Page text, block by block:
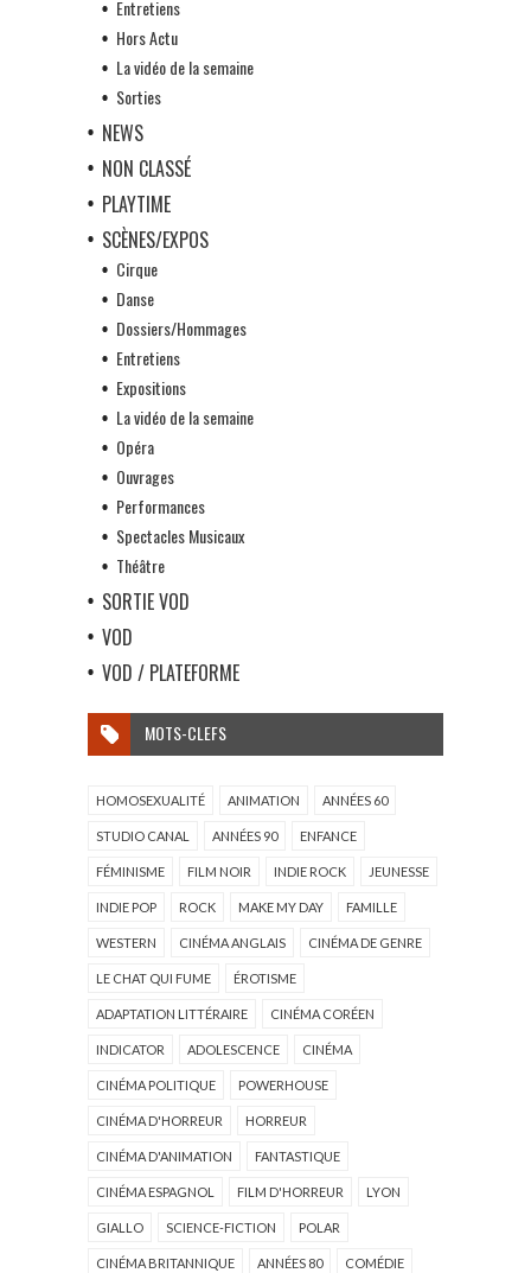
Entretiens
Hors Actu
La vidéo de la semaine
Sorties
NEWS
NON CLASSÉ
PLAYTIME
SCÈNES/EXPOS
Cirque
Danse
Dossiers/Hommages
Entretiens
Expositions
La vidéo de la semaine
Opéra
Ouvrages
Performances
Spectacles Musicaux
Théâtre
SORTIE VOD
VOD
VOD / PLATEFORME
MOTS-CLEFS
HOMOSEXUALITÉ ANIMATION ANNÉES 60
STUDIO CANAL ANNÉES 90 ENFANCE
FÉMINISME FILM NOIR INDIE ROCK JEUNESSE
INDIE POP ROCK MAKE MY DAY FAMILLE
WESTERN CINÉMA ANGLAIS CINÉMA DE GENRE
LE CHAT QUI FUME ÉROTISME
ADAPTATION LITTÉRAIRE CINÉMA CORÉEN
INDICATOR ADOLESCENCE CINÉMA
CINÉMA POLITIQUE POWERHOUSE
CINÉMA D'HORREUR HORREUR
CINÉMA D'ANIMATION FANTASTIQUE
CINÉMA ESPAGNOL FILM D'HORREUR LYON
GIALLO SCIENCE-FICTION POLAR
CINÉMA BRITANNIQUE ANNÉES 80 COMÉDIE